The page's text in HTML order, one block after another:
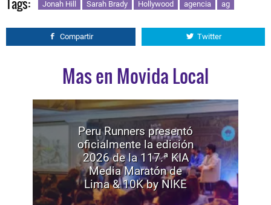
Jonah Hill Sarah Brady Hollywood agencia ag
Compartir Twitter
Mas en Movida Local
Peru Runners presentó
oficialmente la edición
2026 de la 117.ª KIA
Media Maratón de
Lima & 10K by NIKE